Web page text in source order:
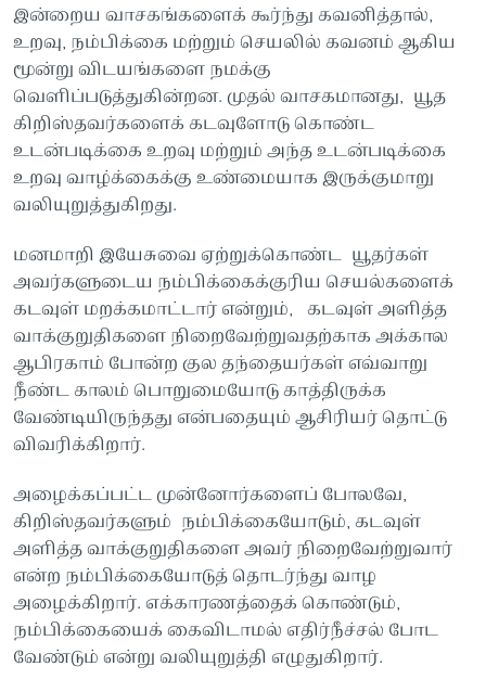
இன்றைய வாசகங்களைக் கூர்ந்து கவனித்தால்,
உறவு, நம்பிக்கை மற்றும் செயலில் கவனம் ஆகிய
மூன்று விடயங்களை நமக்கு
வெளிப்படுத்துகின்றன. முதல் வாசகமானது, யூத
கிறிஸ்தவர்களைக் கடவுளோடு கொண்ட
உடன்படிக்கை உறவு மற்றும் அந்த உடன்படிக்கை
உறவு வாழ்க்கைக்கு உண்மையாக இருக்குமாறு
வலியுறுத்துகிறது.
மனமாறி இயேசுவை ஏற்றுக்கொண்ட யூதர்கள்
அவர்களுடைய நம்பிக்கைக்குரிய செயல்களைக்
கடவுள் மறக்கமாட்டார் என்றும், கடவுள் அளித்த
வாக்குறுதிகளை நிறைவேற்றுவதற்காக அக்கால
ஆபிரகாம் போன்ற குல தந்தையர்கள் எவ்வாறு
நீண்ட காலம் பொறுமையோடு காத்திருக்க
வேண்டியிருந்தது என்பதையும் ஆசிரியர் தொட்டு
விவரிக்கிறார்.
அழைக்கப்பட்ட முன்னோர்களைப் போலவே,
கிறிஸ்தவர்களும் நம்பிக்கையோடும், கடவுள்
அளித்த வாக்குறுதிகளை அவர் நிறைவேற்றுவார்
என்ற நம்பிக்கையோடுத் தொடர்ந்து வாழ
அழைக்கிறார். எக்காரணத்தைக் கொண்டும்,
நம்பிக்கையைக் கைவிடாமல் எதிர்நீச்சல் போட
வேண்டும் என்று வலியுறுத்தி எழுதுகிறார்.